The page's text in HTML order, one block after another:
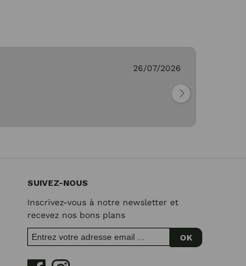
26/07/2026
SUIVEZ-NOUS
Inscrivez-vous à notre newsletter et
recevez nos bons plans
OK